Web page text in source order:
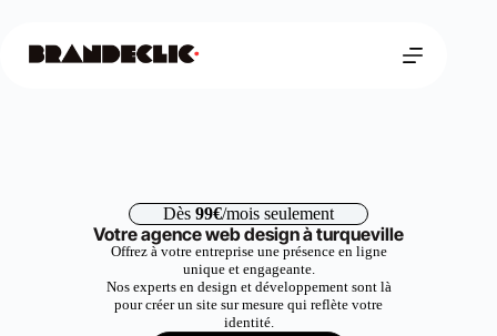
Dès 99€/mois seulement
Votre agence web design à turqueville
Offrez à votre entreprise une présence en ligne
unique et engageante.
Nos experts en design et développement sont là
pour créer un site sur mesure qui reflète votre
identité.